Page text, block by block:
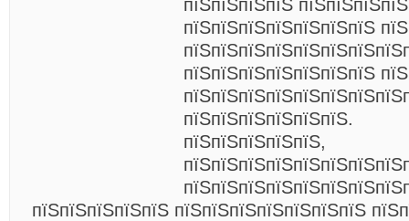
пїЅпїЅпїЅпїЅ пїЅпїЅпїЅпїЅ
пїЅпїЅпїЅпїЅпїЅпїЅпїЅ
пїЅпїЅпїЅпїЅпїЅпїЅпїЅ
пїЅпїЅпїЅпїЅпїЅпїЅ.
пїЅпїЅпїЅпїЅпїЅ,
пїЅпїЅпїЅпїЅпїЅ пїЅпїЅпїЅпїЅпїЅпїЅпїЅ